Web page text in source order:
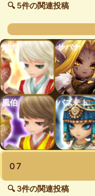
🔍 5件の関連投稿
蚩尤
サバナ
風伯 バステト
07
🔍 3件の関連投稿